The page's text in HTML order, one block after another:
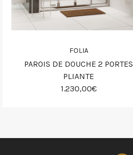
FOLIA
PAROIS DE DOUCHE 2 PORTES
PLIANTE
1.230,00€